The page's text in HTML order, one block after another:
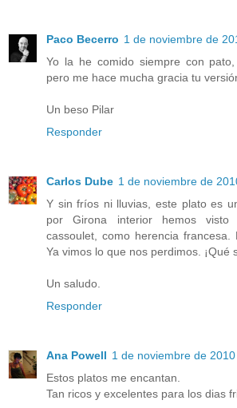
Paco Becerro 1 de noviembre de
Yo la he comido siempre con
pero me hace mucha gracia tu
Un beso Pilar
Responder
Carlos Dube 1 de noviembre de
Y sin fríos ni lluvias, este plato es
por Girona interior hemos
cassoulet, como herencia francesa.
Ya vimos lo que nos perdimos. ¡Qué
Un saludo.
Responder
Ana Powell 1 de noviembre de
Estos platos me encantan.
Tan ricos y excelentes para los dias